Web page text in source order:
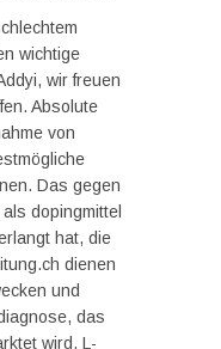
wichtige
wir freuen
Absolute
von
Das gegen
dopingmittel
hat, die
dienen
und
das
wird. L-